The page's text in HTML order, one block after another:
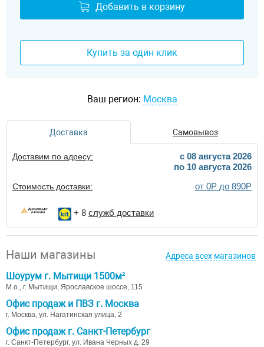
Добавить в корзину
Купить за один клик
Ваш регион: Москва
Доставка Самовывоз
Доставим по адресу:
c 08 августа 2026
по 10 августа 2026
Стоимость доставки: от 0Р до 890Р
+ 8 служб доставки
Наши магазины Адреса всех магазинов
Шоурум г. Мытищи 1500м²
М.о., г. Мытищи, Ярославское шоссе, 115
Офис продаж и ПВЗ г. Москва
г. Москва, ул. Нагатинская улица, 2
Офис продаж г. Санкт-Петербург
г. Санкт-Петербург, ул. Ивана Черных д. 29